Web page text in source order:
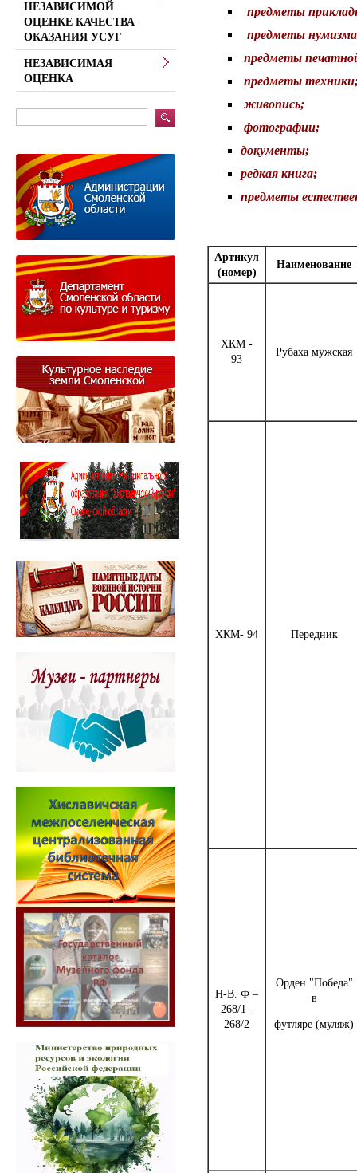
предметы
предметы
предметы
предметы
живопись;
фотографии;
документы;
редкая книга;
предметы
Артикул
(номер)
Наименование
ХКМ -
93
Рубаха мужская
ХКМ- 94 Передник
Н-В. Ф –
268/1 -
268/2
Орден "Победа"
в
футляре (муляж)
НЕЗАВИСИМОЙ
ОЦЕНКЕ КАЧЕСТВА
ОКАЗАНИЯ УСУГ
НЕЗАВИСИМАЯ
ОЦЕНКА